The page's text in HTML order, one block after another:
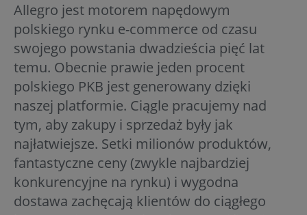
Allegro jest motorem napędowym
polskiego rynku e-commerce od czasu
swojego powstania dwadzieścia pięć lat
temu. Obecnie prawie jeden procent
polskiego PKB jest generowany dzięki
naszej platformie. Ciągle pracujemy nad
tym, aby zakupy i sprzedaż były jak
najłatwiejsze. Setki milionów produktów,
fantastyczne ceny (zwykle najbardziej
konkurencyjne na rynku) i wygodna
dostawa zachęcają klientów do ciągłego